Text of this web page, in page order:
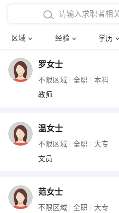
区域 经验 学历
在校学生工作经验
四年以上工作经验
五年以上工作经验
博士
文员
财务会计
网络IT
收银员
水电/机修
确定
罗女士
不限区域 全职 本科
教师
温女士
不限区域 全职 大专
文员
范女士
不限区域 全职 大专